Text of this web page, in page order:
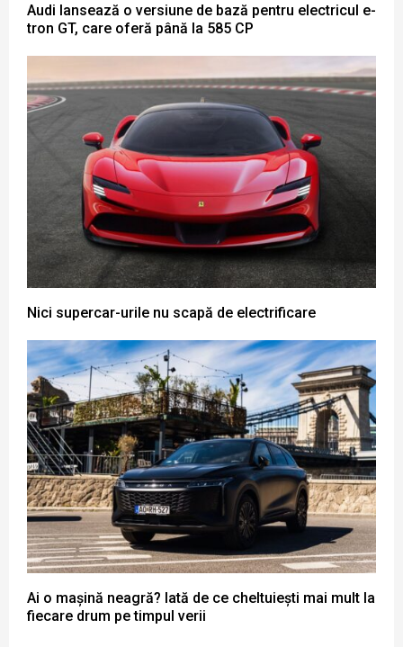
Audi lansează o versiune de bază pentru electricul e-
tron GT, care oferă până la 585 CP
Nici supercar-urile nu scapă de electrificare
Ai o mașină neagră? Iată de ce cheltuiești mai mult la
fiecare drum pe timpul verii